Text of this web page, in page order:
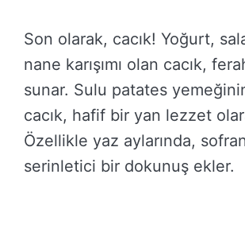
Son olarak, cacık! Yoğurt,
nane karışımı olan cacık,
sunar. Sulu patates
cacık, hafif bir yan lezzet
Özellikle yaz aylarında,
serinletici bir dokunuş ekler.